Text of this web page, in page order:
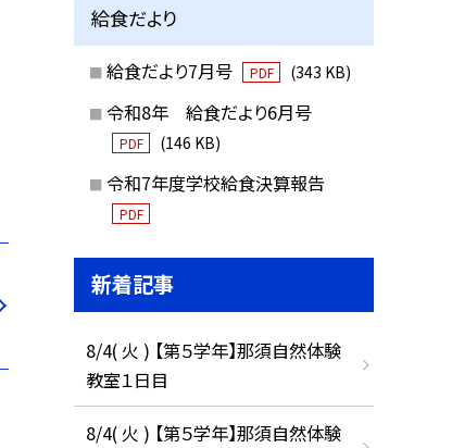
給食だより
給食だより7月号 PDF (343 KB)
令和8年 給食だより6月号
PDF (146 KB)
令和7年度学校給食決算報告
PDF
新着記事
8/4( 火 ) 【第５学年】那須自然体験
教室１日目
8/4( 火 ) 【第５学年】那須自然体験